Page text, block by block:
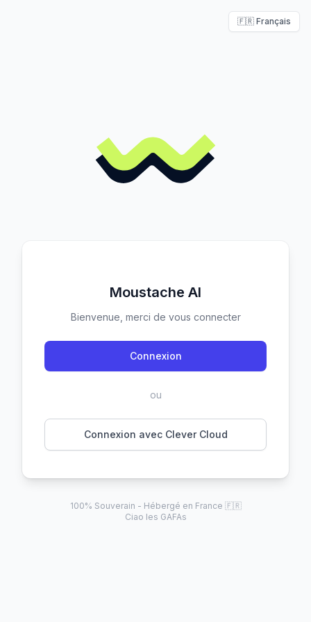
🇫🇷 Français
Moustache AI
Bienvenue, merci de vous connecter
Connexion
ou
Connexion avec Clever Cloud
100% Souverain - Hébergé en France 🇫🇷
Ciao les GAFAs